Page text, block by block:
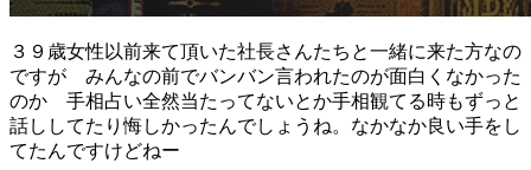
３９歳女性以前来て頂いた社長さんたちと一緒に来た方なの
ですが みんなの前でバンバン言われたのが面白くなかった
のか 手相占い全然当たってないとか手相観てる時もずっと
話ししてたり悔しかったんでしょうね。なかなか良い手をし
てたんですけどねー